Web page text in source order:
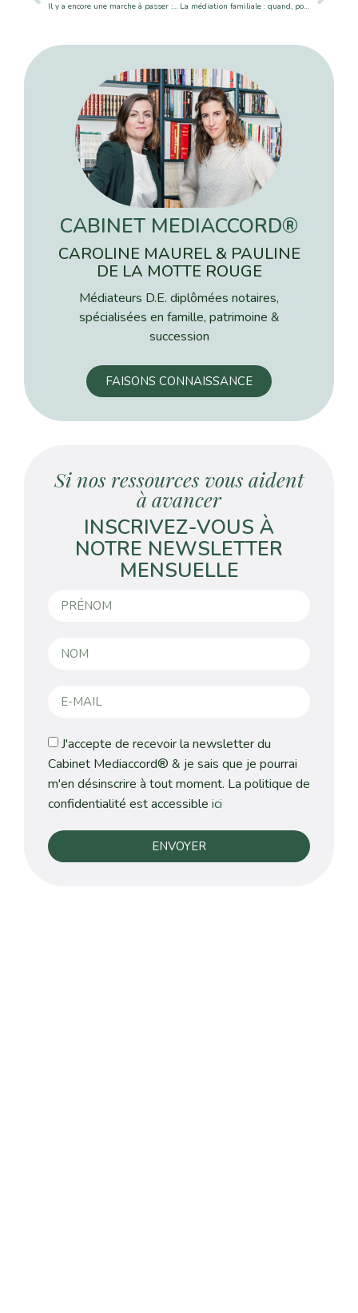
Il y a encore une marche à passer : celle de la femme qui gagne bien sa vie et qui gère son argent – Madame Figaro La médiation familiale : quand, pour qui, comment, pour quoi ?
CABINET MEDIACCORD®
CAROLINE MAUREL & PAULINE
DE LA MOTTE ROUGE
Médiateurs D.E. diplômées notaires,
spécialisées en famille, patrimoine &
succession
FAISONS CONNAISSANCE
Si nos ressources vous aident
à avancer
INSCRIVEZ-VOUS À
NOTRE NEWSLETTER
MENSUELLE
J'accepte de recevoir la newsletter du
Cabinet Mediaccord® & je sais que je pourrai
m'en désinscrire à tout moment. La politique de
confidentialité est accessible ici
ENVOYER